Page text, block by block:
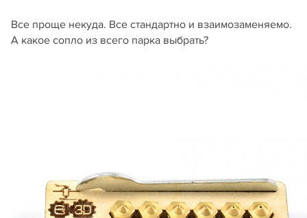
Все проще некуда. Все стандартно и взаимозаменяемо.
А какое сопло из всего парка выбрать?